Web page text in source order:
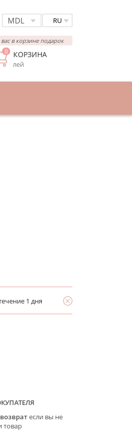
RU
КОРЗИНА
лей
0
в корзине подарок
1 дня
если вы не
товар